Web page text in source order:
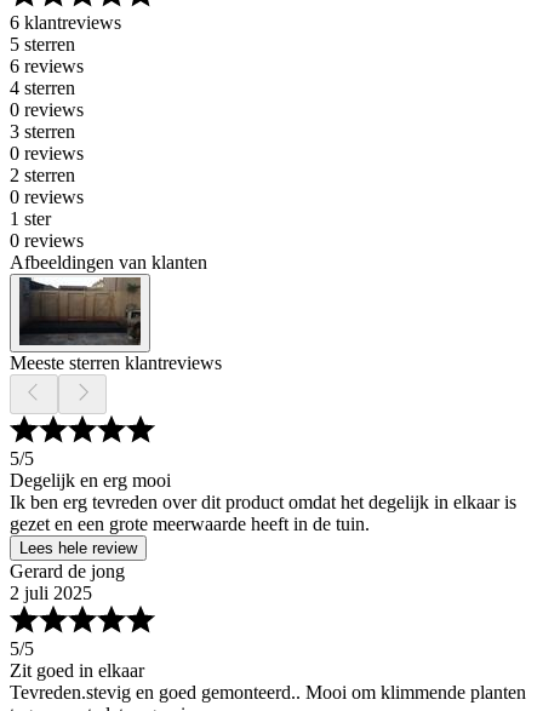
6 klantreviews
5 sterren
6 reviews
4 sterren
0 reviews
3 sterren
0 reviews
2 sterren
0 reviews
1 ster
0 reviews
Afbeeldingen van klanten
Meeste sterren klantreviews
5/5
Degelijk en erg mooi
Ik ben erg tevreden over dit product omdat het degelijk in elkaar is
gezet en een grote meerwaarde heeft in de tuin.
Lees hele review
Gerard de jong
2 juli 2025
5/5
Zit goed in elkaar
Tevreden.stevig en goed gemonteerd.. Mooi om klimmende planten